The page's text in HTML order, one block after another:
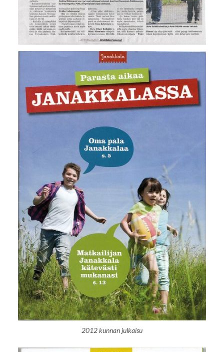
2012 kunnan julkaisu